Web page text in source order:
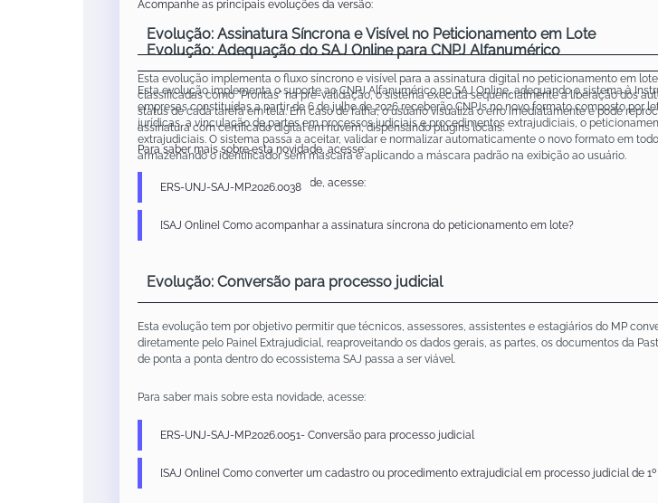
Acompanhe as principais evoluções da versão:
Evolução: Adequação do SAJ Online para CNPJ Alfanumérico
Esta evolução implementa o suporte ao CNPJ Alfanumérico no SAJ Online, adequando o sistema à
empresas constituídas a partir de 6 de julho de 2026 receberão CNPJs no novo formato composto por
jurídicas, a vinculação de partes em processos judiciais e procedimentos extrajudiciais, o
extrajudiciais. O sistema passa a aceitar, validar e normalizar automaticamente o novo formato em
armazenando o identificador sem máscara e aplicando a máscara padrão na exibição ao usuário.
Para saber mais sobre esta novidade, acesse:
Evolução: Assinatura Síncrona e Visível no Peticionamento em Lote
Esta evolução implementa o fluxo síncrono e visível para a assinatura digital no peticionamento em
classificadas como "Prontas" na pré-validação, o sistema executa sequencialmente a liberação dos
status de cada tarefa em tela. Em caso de falha, o usuário visualiza o erro imediatamente e pode
assinatura com certificado digital em nuvem, dispensando plugins locais.
Para saber mais sobre esta novidade, acesse:
ERS-UNJ-SAJ-MP.2026.0038
[SAJ Online] Como acompanhar a assinatura síncrona do peticionamento em lote?
Evolução: Conversão para processo judicial
Esta evolução tem por objetivo permitir que técnicos, assessores, assistentes e estagiários do MP
diretamente pelo Painel Extrajudicial, reaproveitando os dados gerais, as partes, os documentos da
de ponta a ponta dentro do ecossistema SAJ passa a ser viável.
Para saber mais sobre esta novidade, acesse:
ERS-UNJ-SAJ-MP.2026.0051- Conversão para processo judicial
[SAJ Online] Como converter um cadastro ou procedimento extrajudicial em processo judicial de 1º